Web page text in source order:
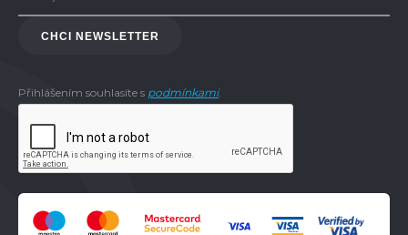
CHCI NEWSLETTER
Přihlášením souhlasíte s podmínkami.